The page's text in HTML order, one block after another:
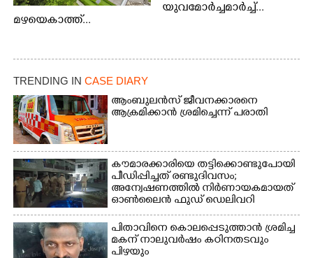
മഴയെകാത്ത്...
യുവമോർച്ചമാർച്ച്...
TRENDING IN CASE DIARY
ആംബുലൻസ് ജീവനക്കാരനെ
ആക്രമിക്കാൻ ശ്രമിച്ചെന്ന് പരാതി
കൗമാരക്കാരിയെ തട്ടിക്കൊണ്ടുപോയി
പീഡിപ്പിച്ചത് രണ്ടുദിവസം;
അന്വേഷണത്തിൽ നിർണായകമായത്
ഓൺലൈൻ ഫുഡ് ഡെലിവറി
പിതാവിനെ കൊലപ്പെടുത്താൻ ശ്രമിച്ച
മകന് നാലുവർഷം കഠിനതടവും
പിഴയും